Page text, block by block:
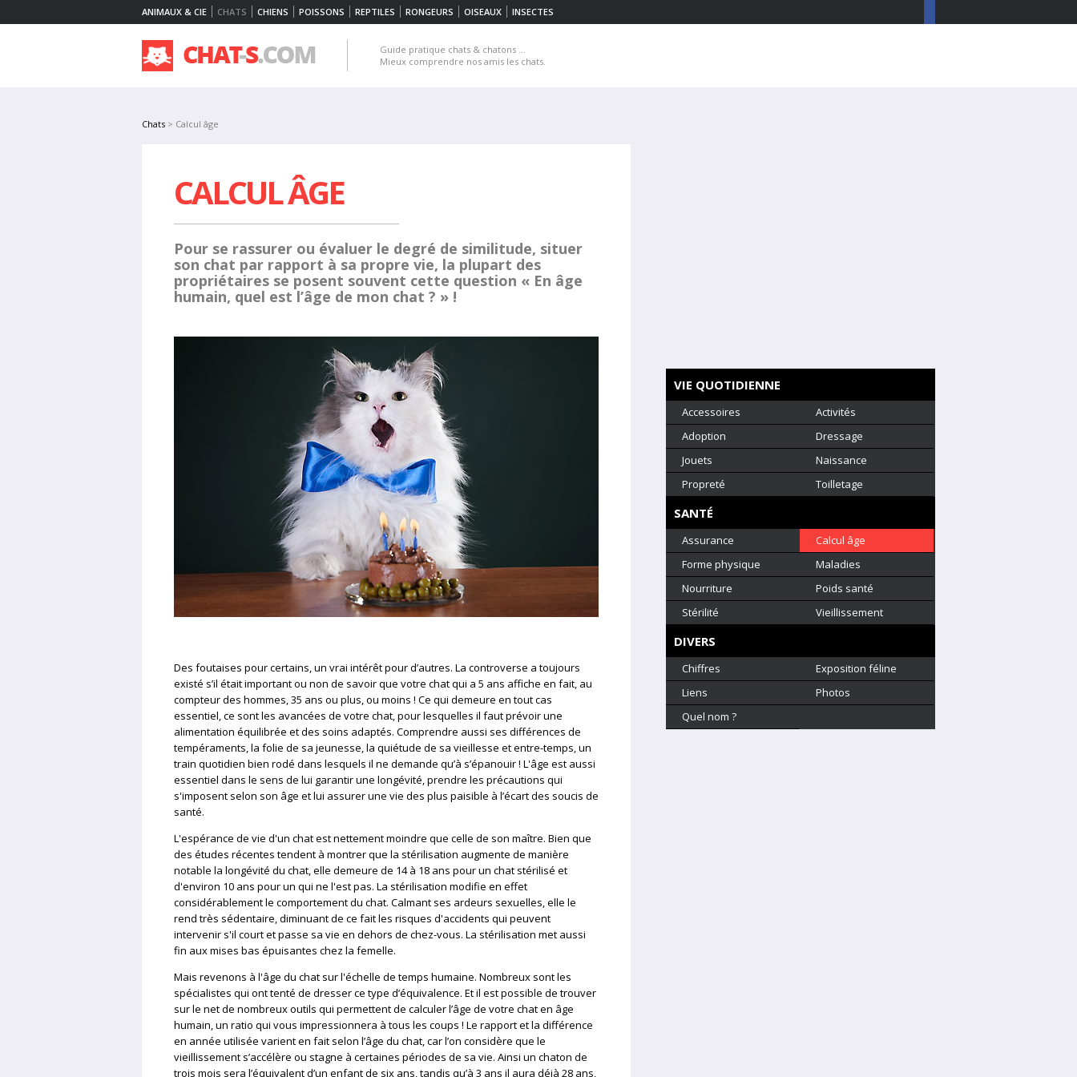
ANIMAUX & CIE CHATS CHIENS POISSONS REPTILES RONGEURS OISEAUX INSECTES
Guide pratique chats & chatons ...
Mieux comprendre nos amis les chats.
Chats > Calcul âge
CALCUL ÂGE
Pour se rassurer ou évaluer le degré de similitude, situer
son chat par rapport à sa propre vie, la plupart des
propriétaires se posent souvent cette question « En âge
humain, quel est l’âge de mon chat ? » !
Des foutaises pour certains, un vrai intérêt pour d’autres. La controverse a toujours
existé s’il était important ou non de savoir que votre chat qui a 5 ans affiche en fait, au
compteur des hommes, 35 ans ou plus, ou moins ! Ce qui demeure en tout cas
essentiel, ce sont les avancées de votre chat, pour lesquelles il faut prévoir une
alimentation équilibrée et des soins adaptés. Comprendre aussi ses différences de
tempéraments, la folie de sa jeunesse, la quiétude de sa vieillesse et entre-temps, un
train quotidien bien rodé dans lesquels il ne demande qu’à s’épanouir ! L'âge est aussi
essentiel dans le sens de lui garantir une longévité, prendre les précautions qui
s'imposent selon son âge et lui assurer une vie des plus paisible à l’écart des soucis de
santé.
L'espérance de vie d'un chat est nettement moindre que celle de son maître. Bien que
des études récentes tendent à montrer que la stérilisation augmente de manière
notable la longévité du chat, elle demeure de 14 à 18 ans pour un chat stérilisé et
d'environ 10 ans pour un qui ne l'est pas. La stérilisation modifie en effet
considérablement le comportement du chat. Calmant ses ardeurs sexuelles, elle le
rend très sédentaire, diminuant de ce fait les risques d'accidents qui peuvent
intervenir s'il court et passe sa vie en dehors de chez-vous. La stérilisation met aussi
fin aux mises bas épuisantes chez la femelle.
Mais revenons à l'âge du chat sur l'échelle de temps humaine. Nombreux sont les
spécialistes qui ont tenté de dresser ce type d’équivalence. Et il est possible de trouver
sur le net de nombreux outils qui permettent de calculer l’âge de votre chat en âge
humain, un ratio qui vous impressionnera à tous les coups ! Le rapport et la différence
en année utilisée varient en fait selon l’âge du chat, car l’on considère que le
vieillissement s’accélère ou stagne à certaines périodes de sa vie. Ainsi un chaton de
trois mois sera l’équivalent d’un enfant de six ans, tandis qu’à 3 ans il aura déjà 28 ans,
VIE QUOTIDIENNE
Accessoires
Activités
Adoption
Dressage
Jouets
Naissance
Propreté
Toilletage
SANTÉ
Assurance
Calcul âge
Forme physique
Maladies
Nourriture
Poids santé
Stérilité
Vieillissement
DIVERS
Chiffres
Exposition féline
Liens
Photos
Quel nom ?